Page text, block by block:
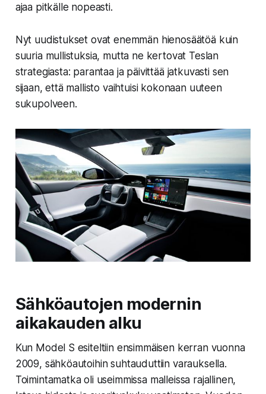
ajaa pitkälle nopeasti.
Nyt uudistukset ovat enemmän hienosäätöä kuin
suuria mullistuksia, mutta ne kertovat Teslan
strategiasta: parantaa ja päivittää jatkuvasti sen
sijaan, että mallisto vaihtuisi kokonaan uuteen
sukupolveen.
Sähköautojen modernin
aikakauden alku
Kun Model S esiteltiin ensimmäisen kerran vuonna
2009, sähköautoihin suhtauduttiin varauksella.
Toimintamatka oli useimmissa malleissa rajallinen,